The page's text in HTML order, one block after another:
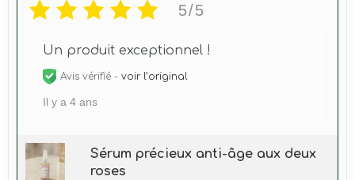
5/5
Un produit exceptionnel !
Avis vérifié - voir l’original
Il y a 4 ans
Sérum précieux anti-âge aux deux
roses